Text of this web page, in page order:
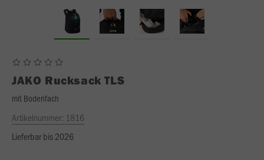
JAKO Rucksack TLS
mit Bodenfach
Artikelnummer: 1816
Lieferbar bis 2026